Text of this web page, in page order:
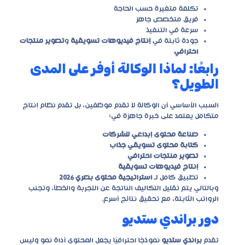
تكلفة متغيرة حسب الحاجة
فريق متخصص جاهز
سرعة في التنفيذ
جودة ثابتة في إنتاج فيديوهات تسويقية وتصوير منتجات
احترافي
رابعًا: لماذا الوكالة أوفر على المدى
الطويل؟
السبب الأساسي أن الوكالة لا تقدم موظفين، بل تقدم نظام إنتاج
متكامل يعتمد على خبرة جاهزة في:
صناعة محتوى إبداعي للشركات
كتابة محتوى تسويقي جذاب
تصوير منتجات احترافي
إنتاج فيديوهات تسويقية
تطبيق كامل لـ استراتيجية محتوى بصري 2026
وبالتالي يتم تقليل التكاليف الناتجة عن التجربة والخطأ، وتجنب
الرواتب الثابتة، مع تحقيق نتائج أسرع.
دور براندي ستديو
تقدم براندي ستديو نموذجًا احترافيًا يجعل المحتوى أداة نمو وليس